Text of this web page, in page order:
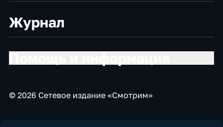
Журнал
© 2026 Сетевое издание «Смотрим»